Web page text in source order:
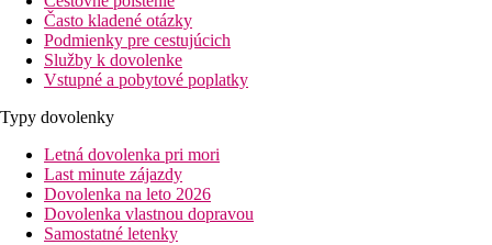
Často kladené otázky
Podmienky pre cestujúcich
Služby k dovolenke
Vstupné a pobytové poplatky
Typy dovolenky
Letná dovolenka pri mori
Last minute zájazdy
Dovolenka na leto 2026
Dovolenka vlastnou dopravou
Samostatné letenky